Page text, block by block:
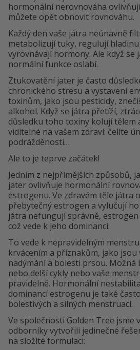
hormonální nerovnováha
můžete opět obnovit rovnováhu.
Každý den vaše játra neúnavně
metabolizují tuky, regulují
vyrovnávají hormony. Ale když se
normální funkce oslabí.
Ztukovatění jater je často
chronického stresu a vystavení
toxinům, jako jsou pesticidy,
alkohol. Když se játra přetíží,
důsledku toho toxiny kolují tělem
viditelné na vašem zdraví: čelíte
podrážděnosti…
Ale to je teprve začátek!
Jedním z nejpřímějších způsobů,
jater ovlivňuje hormonální
estrogenu. Ve zdravém těle játra
přebytečný estrogen a vylučují
játra nefungují správně,
což vede k jeho dominanci.
To vede k nepravidelným
krvácením a příznakům, jako jsou
nadýmání a bolesti prsou.
nebo delší cykly nebo vaše
pravidelné. Hormonální
dominancí estrogenu je také
bolestivých a silných menstruací.
Ve společnosti Golden Tree jsme
odborníky vytvořili jedinečné
na složité formulaci: